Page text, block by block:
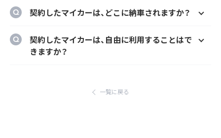
様にカーナビ、ドラレコ、ETC、フロアマット等
ます。
契約したマイカーは、どこに納車されますか？
とができます。
ただし、輸入車リース（新車）の場合、納車場所
契約したマイカーは、自由に利用することはで
きますか？
一覧に戻る